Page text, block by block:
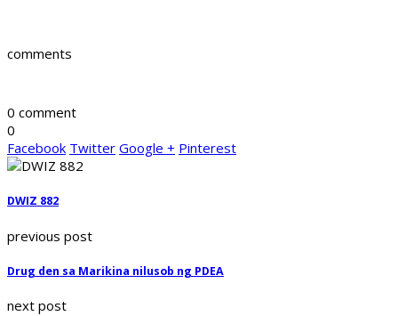
comments
0 comment
0
Facebook Twitter Google + Pinterest
DWIZ 882
previous post
Drug den sa Marikina nilusob ng PDEA
next post